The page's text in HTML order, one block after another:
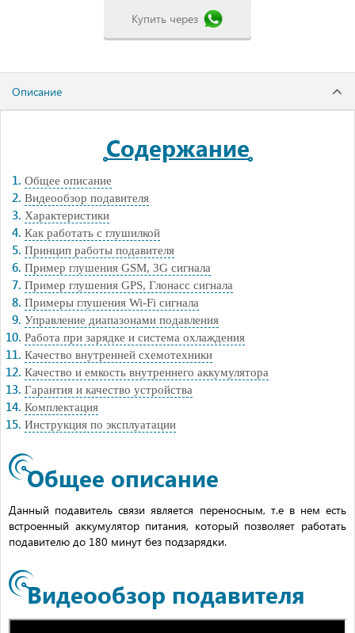
Купить через
Описание
Содержание
Общее описание
Видеообзор подавителя
Характеристики
Как работать с глушилкой
Принцип работы подавителя
Пример глушения GSM, 3G сигнала
Пример глушения GPS, Глонасс сигнала
Примеры глушения Wi-Fi сигнала
Управление диапазонами подавления
Работа при зарядке и система охлаждения
Качество внутренней схемотехники
Качество и емкость внутреннего аккумулятора
Гарантия и качество устройства
Комплектация
Инструкция по эксплуатации
Общее описание
Данный подавитель связи является переносным, т.е в нем есть
встроенный аккумулятор питания, который позволяет работать
подавителю до 180 минут без подзарядки.
Видеообзор подавителя